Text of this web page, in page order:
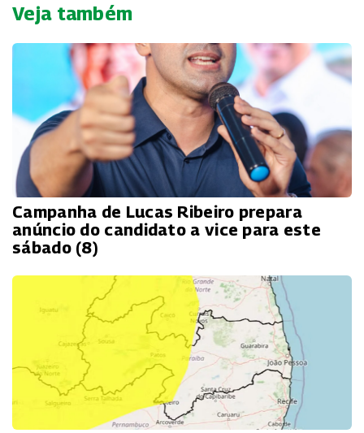
Veja também
Campanha de Lucas Ribeiro prepara
anúncio do candidato a vice para este
sábado (8)